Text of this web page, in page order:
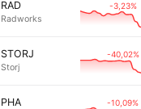
RAD
Radworks
-3,23%
STORJ
Storj
-40,02%
PHA -10,09%